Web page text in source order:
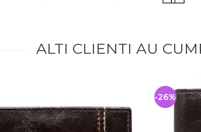
ALTI CLIENTI AU
-26%